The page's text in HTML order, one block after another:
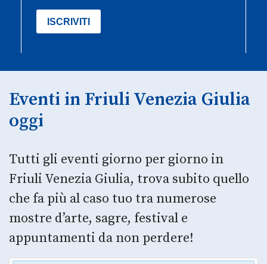
Eventi in Friuli Venezia Giulia
oggi
Tutti gli eventi giorno per giorno in
Friuli Venezia Giulia, trova subito quello
che fa più al caso tuo tra numerose
mostre d’arte, sagre, festival e
appuntamenti da non perdere!